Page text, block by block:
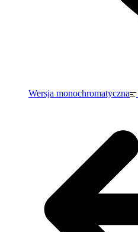
Wersja monochromatyczna